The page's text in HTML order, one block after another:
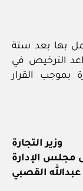
بها بعد ستة
الترخيص في
بموجب القرار
وزير التجارة
مجلس الإدارة
القصبي